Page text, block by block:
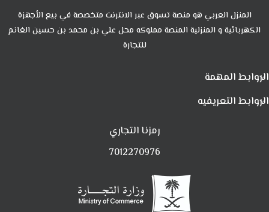
المنزل العربي هو منصة تسوق عبر الانترنت متخصصة في بيع الأجهزة
الكهربائية و المنزلية المنصة مملوكه محل علي بن محمد بن حسين الغانم
للتجارة
الروابط المهمة
الروابط التعريفيه
رمزنا التجاري
7012270976